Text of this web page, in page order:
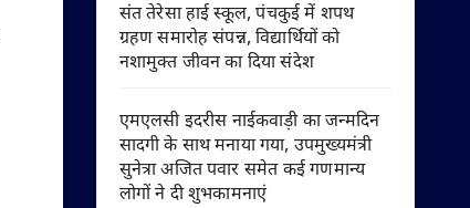
संत तेरेसा हाई स्कूल, पंचकुई में शपथ
ग्रहण समारोह संपन्न, विद्यार्थियों को
नशामुक्त जीवन का दिया संदेश
एमएलसी इदरीस नाईकवाड़ी का जन्मदिन
सादगी के साथ मनाया गया, उपमुख्यमंत्री
सुनेत्रा अजित पवार समेत कई गणमान्य
लोगों ने दी शुभकामनाएं